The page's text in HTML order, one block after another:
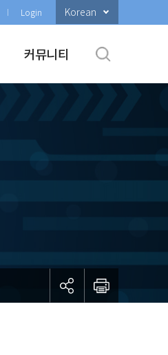
Login Korean
커뮤니티